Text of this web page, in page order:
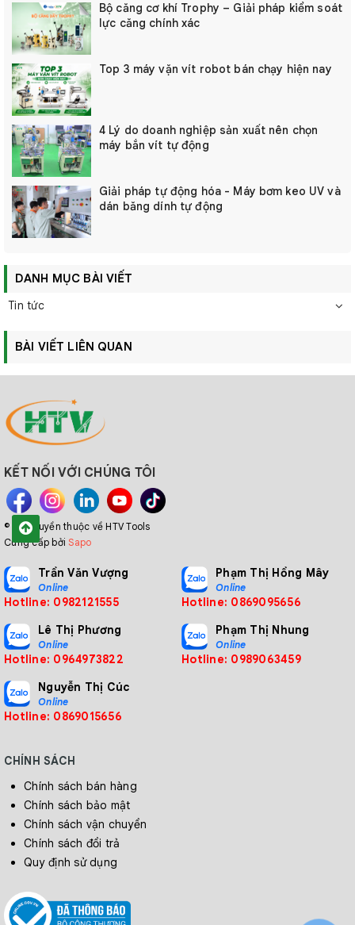
Bộ căng cơ khí Trophy – Giải pháp kiểm soát
lực căng chính xác
Top 3 máy vặn vít robot bán chạy hiện nay
4 Lý do doanh nghiệp sản xuất nên chọn
máy bắn vít tự động
Giải pháp tự động hóa - Máy bơm keo UV và
dán băng dính tự động
DANH MỤC BÀI VIẾT
Tin tức
BÀI VIẾT LIÊN QUAN
KẾT NỐI VỚI CHÚNG TÔI
© Bản quyền thuộc về HTV Tools
Cung cấp bởiSapo
Trần Văn Vượng
Online
Hotline: 0982121555
Phạm Thị Hồng Mây
Online
Hotline: 0869095656
Lê Thị Phương
Online
Hotline: 0964973822
Phạm Thị Nhung
Online
Hotline: 0989063459
Nguyễn Thị Cúc
Online
Hotline: 0869015656
CHÍNH SÁCH
Chính sách bán hàng
Chính sách bảo mật
Chính sách vận chuyển
Chính sách đổi trả
Quy định sử dụng